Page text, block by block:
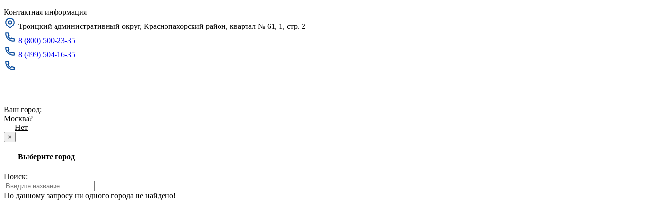
Контактная информация
Троицкий административный округ, Краснопахорский район, квартал № 61, 1, стр. 2
8 (800) 500-23-35
8 (499) 504-16-35
Ваш город:
Москва?
Нет
×
Выберите город
Поиск:
По данному запросу ни одного города не найдено!